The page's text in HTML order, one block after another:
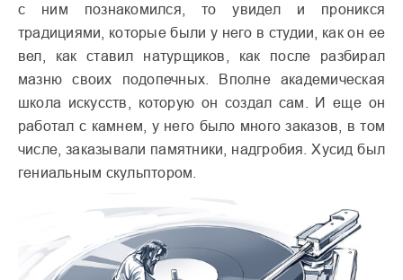
с ним познакомился, то увидел и проникся
традициями, которые были у него в студии, как он ее
вел, как ставил натурщиков, как после разбирал
мазню своих подопечных. Вполне академическая
школа искусств, которую он создал сам. И еще он
работал с камнем, у него было много заказов, в том
числе, заказывали памятники, надгробия. Хусид был
гениальным скульптором.